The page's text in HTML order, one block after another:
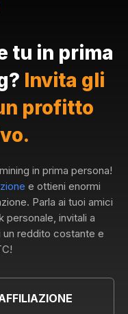
tu in prima
Invita gli
profitto
in prima persona!
e ottieni enormi
Parla ai tuoi amici
personale, invitali a
un reddito costante e